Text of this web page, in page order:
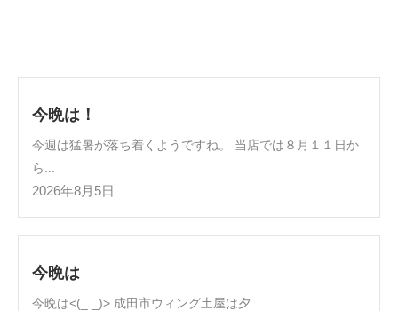
今晩は！
今週は猛暑が落ち着くようですね。 当店では８月１１日か
ら...
2026年8月5日
今晩は
今晩は<(_ _)> 成田市ウィング土屋は夕...